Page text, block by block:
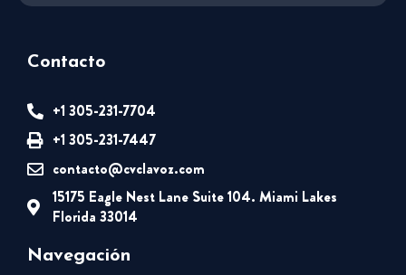
Contacto
+1 305-231-7704
+1 305-231-7447
contacto@cvclavoz.com
15175 Eagle Nest Lane Suite 104. Miami Lakes
Florida 33014
Navegación